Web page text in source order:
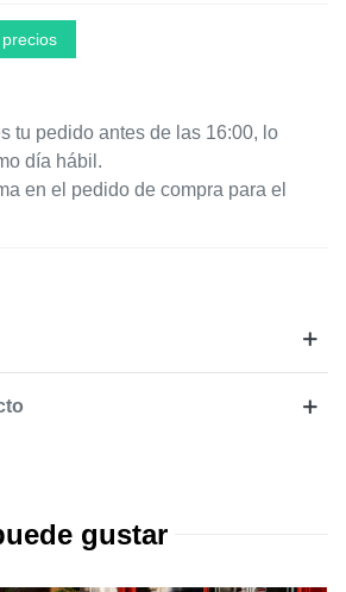
tu pedido antes de las 16:00, lo
día hábil.
en el pedido de compra para el
gustar